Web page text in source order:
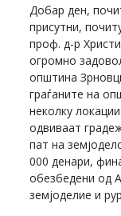
Добар ден,
присутни,
проф. д-р
огромно
општина
граѓаните на
неколку
одвиваат
пат на
000 денари,
обезбедени од
земјоделие и